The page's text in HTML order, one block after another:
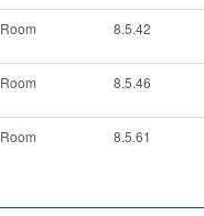
Room 8.5.42
Room 8.5.46
Room 8.5.61